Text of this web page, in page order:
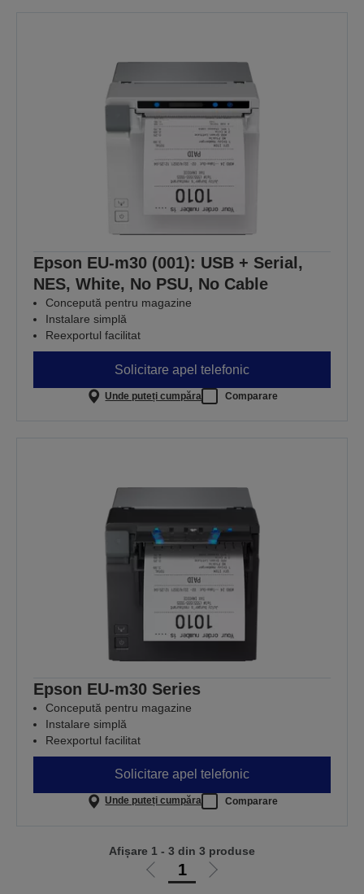
Epson EU-m30 (001): USB + Serial,
NES, White, No PSU, No Cable
Concepută pentru magazine
Instalare simplă
Reexportul facilitat
Solicitare apel telefonic
Unde puteți cumpăra Comparare
Epson EU-m30 Series
Concepută pentru magazine
Instalare simplă
Reexportul facilitat
Solicitare apel telefonic
Unde puteți cumpăra Comparare
Mergi
1
Mergi
Afișare 1 - 3 din 3 produse